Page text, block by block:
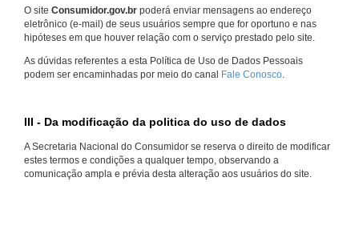
O site Consumidor.gov.br poderá enviar mensagens ao endereço
eletrônico (e-mail) de seus usuários sempre que for oportuno e nas
hipóteses em que houver relação com o serviço prestado pelo site.
As dúvidas referentes a esta Política de Uso de Dados Pessoais
podem ser encaminhadas por meio do canal Fale Conosco.
III - Da modificação da politica do uso de dados
A Secretaria Nacional do Consumidor se reserva o direito de modificar
estes termos e condições a qualquer tempo, observando a
comunicação ampla e prévia desta alteração aos usuários do site.